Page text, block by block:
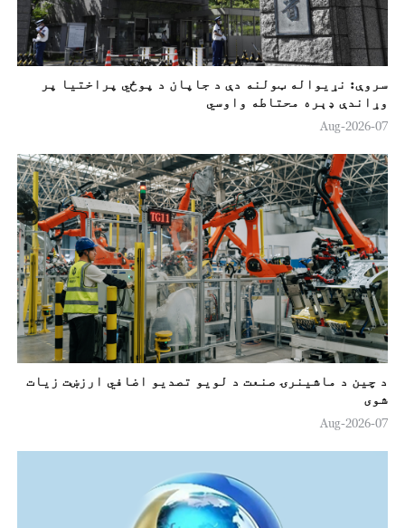
سروې: نړیواله ټولنه دې د جاپان د پوځي پراختیا پر
وړاندې ډېره محتاطه واوسي
07-Aug-2026
د چین د ماشینرۍ صنعت د لويو تصدیو اضافي ارزښت زيات
شوی
07-Aug-2026